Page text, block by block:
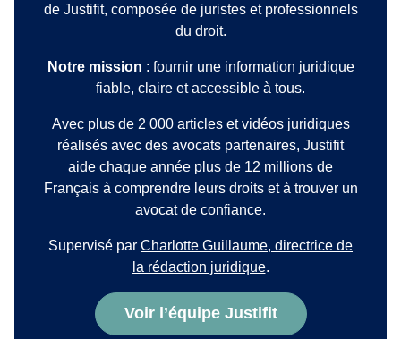
de Justifit, composée de juristes et professionnels
du droit.
Notre mission : fournir une information juridique
fiable, claire et accessible à tous.
Avec plus de 2 000 articles et vidéos juridiques
réalisés avec des avocats partenaires, Justifit
aide chaque année plus de 12 millions de
Français à comprendre leurs droits et à trouver un
avocat de confiance.
Supervisé par Charlotte Guillaume, directrice de
la rédaction juridique.
Voir l’équipe Justifit